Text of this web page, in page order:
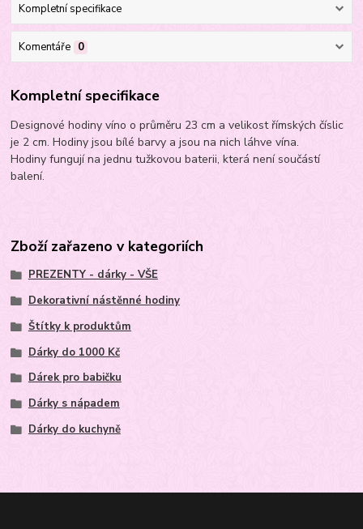
Kompletní specifikace
Komentáře 0
Kompletní specifikace
Designové hodiny víno o průměru 23 cm a velikost římských číslic
je 2 cm. Hodiny jsou bílé barvy a jsou na nich láhve vína.
Hodiny fungují na jednu tužkovou baterii, která není součástí
balení.
Zboží zařazeno v kategoriích
PREZENTY - dárky - VŠE
Dekorativní nástěnné hodiny
Štítky k produktům
Dárky do 1000 Kč
Dárek pro babičku
Dárky s nápadem
Dárky do kuchyně